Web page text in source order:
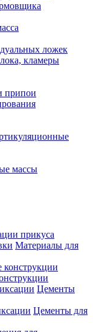
ложек
кламеры
припои
массы
прикуса
Материалы для
Цементы
Цементы для